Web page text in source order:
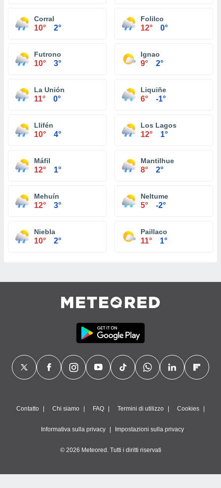
Corral
10° 2°
Folilco
12° 0°
Futrono
10° 3°
Ignao
9° 2°
La Unión
11° 0°
Liquiñe
6° -1°
Llifén
10° 4°
Los Lagos
12° 1°
Máfil
12° 1°
Mantilhue
8° 2°
Mehuín
12° 3°
Neltume
5° -2°
Niebla
10° 2°
Paillaco
11° 1°
Contatto Chi siamo FAQ Termini di utilizzo Cookies
Informativa sulla privacy Impostazioni sulla privacy
© 2026 Meteored. Tutti i diritti riservati